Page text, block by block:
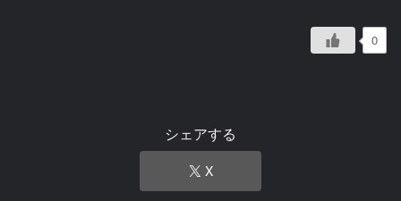
0
シェアする
X